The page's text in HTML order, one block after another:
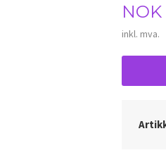
Pris
NOK
inkl. mva.